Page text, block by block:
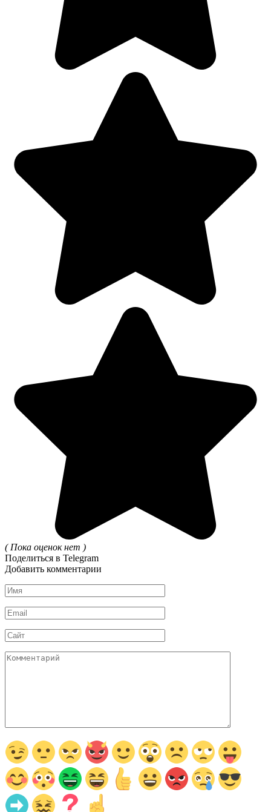
( Пока оценок нет )
Поделиться в Telegram
Добавить комментарии
Имя
*
Email
*
Сайт
Комментарий